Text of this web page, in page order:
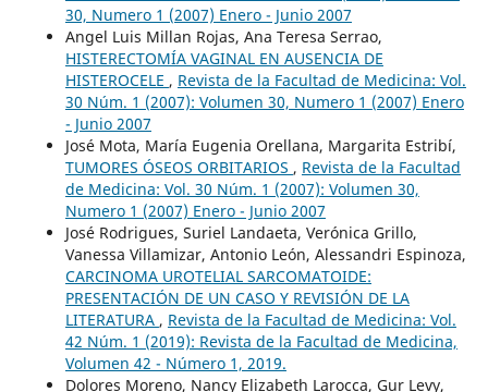
30, Numero 1 (2007) Enero - Junio 2007
Angel Luis Millan Rojas, Ana Teresa Serrao,
HISTERECTOMÍA VAGINAL EN AUSENCIA DE
HISTEROCELE , Revista de la Facultad de Medicina: Vol.
30 Núm. 1 (2007): Volumen 30, Numero 1 (2007) Enero
- Junio 2007
José Mota, María Eugenia Orellana, Margarita Estribí,
TUMORES ÓSEOS ORBITARIOS , Revista de la Facultad
de Medicina: Vol. 30 Núm. 1 (2007): Volumen 30,
Numero 1 (2007) Enero - Junio 2007
José Rodrigues, Suriel Landaeta, Verónica Grillo,
Vanessa Villamizar, Antonio León, Alessandri Espinoza,
CARCINOMA UROTELIAL SARCOMATOIDE:
PRESENTACIÓN DE UN CASO Y REVISIÓN DE LA
LITERATURA , Revista de la Facultad de Medicina: Vol.
42 Núm. 1 (2019): Revista de la Facultad de Medicina,
Volumen 42 - Número 1, 2019.
Dolores Moreno, Nancy Elizabeth Larocca, Gur Levy,